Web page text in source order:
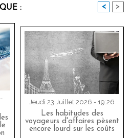
: < >
Jeudi 23 Juillet 2026 - 19:26
Les habitudes des
voyageurs d'affaires pèsent
encore lourd sur les coûts